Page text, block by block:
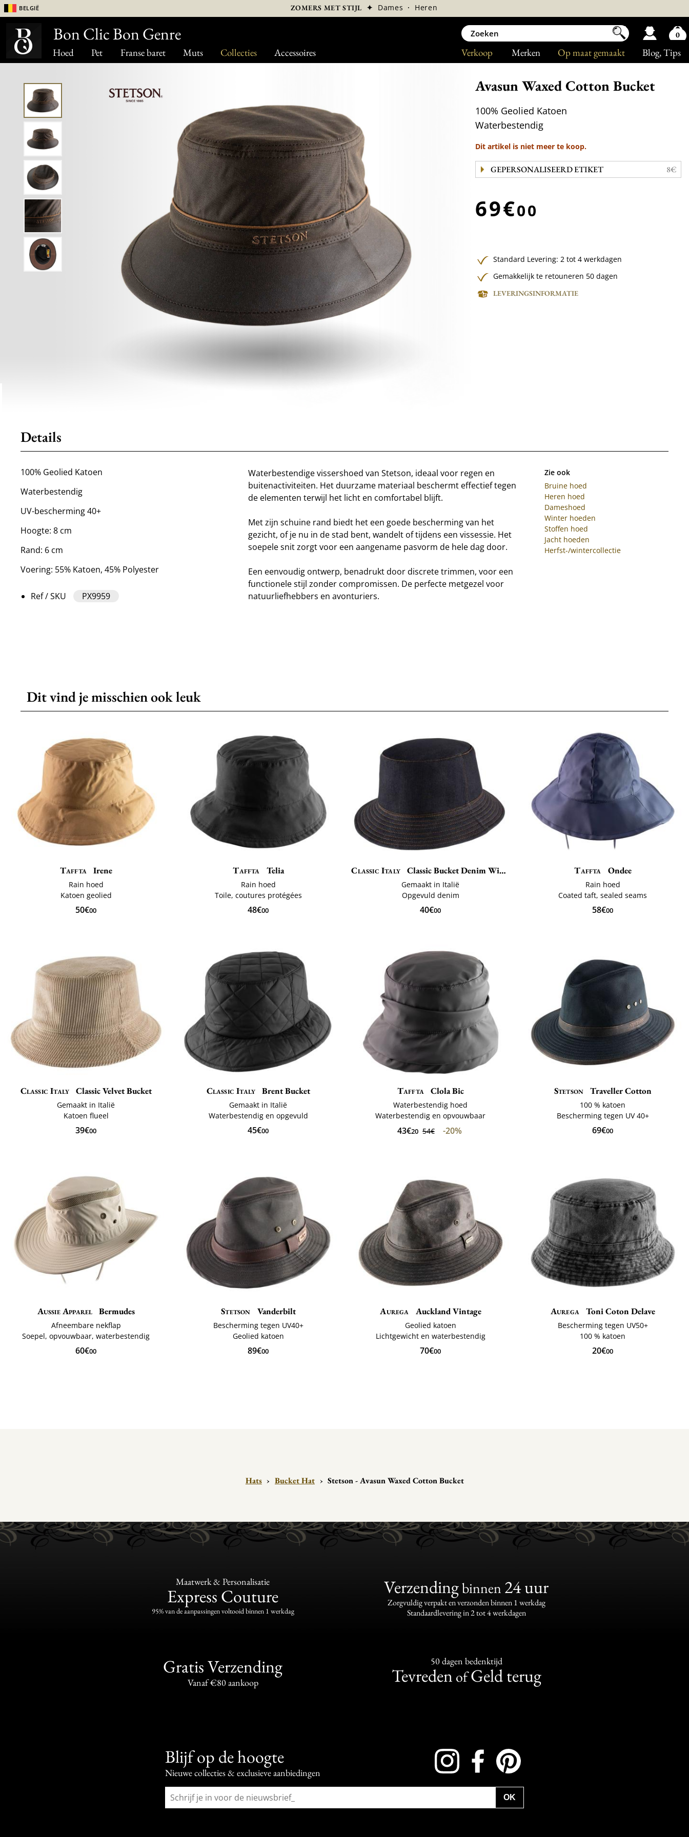
Hoed Pet Franse baret Muts Collecties Accessoires Blog, Tips
Op maat gemaakt
Merken
Verkoop
België ZOMERS MET STIJL ✦ Dames · Heren
Avasun Waxed Cotton Bucket
100% Geolied Katoen
Waterbestendig
Dit artikel is niet meer te koop.
GEPERSONALISEERD ETIKET 8€
69€00
Standard Levering: 2 tot 4 werkdagen
Gemakkelijk te retouneren 50 dagen
LEVERINGSINFORMATIE
Details
100% Geolied Katoen
Waterbestendig
UV-bescherming 40+
Hoogte: 8 cm
Rand: 6 cm
Voering: 55% Katoen, 45% Polyester
Ref / SKU PX9959
Waterbestendige vissershoed van Stetson, ideaal voor regen en
buitenactiviteiten. Het duurzame materiaal beschermt effectief tegen
de elementen terwijl het licht en comfortabel blijft.
Met zijn schuine rand biedt het een goede bescherming van het
gezicht, of je nu in de stad bent, wandelt of tijdens een vissessie. Het
soepele snit zorgt voor een aangename pasvorm de hele dag door.
Een eenvoudig ontwerp, benadrukt door discrete trimmen, voor een
functionele stijl zonder compromissen. De perfecte metgezel voor
natuurliefhebbers en avonturiers.
Zie ook
Bruine hoed
Heren hoed
Dameshoed
Winter hoeden
Stoffen hoed
Jacht hoeden
Herfst-/wintercollectie
Dit vind je misschien ook leuk
Taffta Irene
Rain hoed
Katoen geolied
50€00
Taffta Telia
Rain hoed
Toile, coutures protégées
48€00
Classic Italy Classic Bucket Denim Winter
Gemaakt in Italië
Opgevuld denim
40€00
Taffta Ondee
Rain hoed
Coated taft, sealed seams
58€00
Classic Italy Classic Velvet Bucket
Gemaakt in Italië
Katoen flueel
39€00
Classic Italy Brent Bucket
Gemaakt in Italië
Waterbestendig en opgevuld
45€00
Taffta Clola Bic
Waterbestendig hoed
Waterbestendig en opvouwbaar
43€20 54€ -20%
Stetson Traveller Cotton
100 % katoen
Bescherming tegen UV 40+
69€00
Aussie Apparel Bermudes
Afneembare nekflap
Soepel, opvouwbaar, waterbestendig
60€00
Stetson Vanderbilt
Bescherming tegen UV40+
Geolied katoen
89€00
Aurega Auckland Vintage
Geolied katoen
Lichtgewicht en waterbestendig
70€00
Aurega Toni Coton Delave
Bescherming tegen UV50+
100 % katoen
20€00
Hats › Bucket Hat › Stetson - Avasun Waxed Cotton Bucket
Maatwerk & Personalisatie
Express Couture
95% van de aanpassingen voltooid binnen 1 werkdag
Verzendingbinnen 24 uur
Zorgvuldig verpakt en verzonden binnen 1 werkdag
Standaardlevering in 2 tot 4 werkdagen
Gratis Verzending
Vanaf €80 aankoop
50 dagen bedenktijd
Tevreden ofGeld terug
Blijf op de hoogte
Nieuwe collecties & exclusieve aanbiedingen
InstagramFacebook
OK
Bon Clic Bon Genre 0